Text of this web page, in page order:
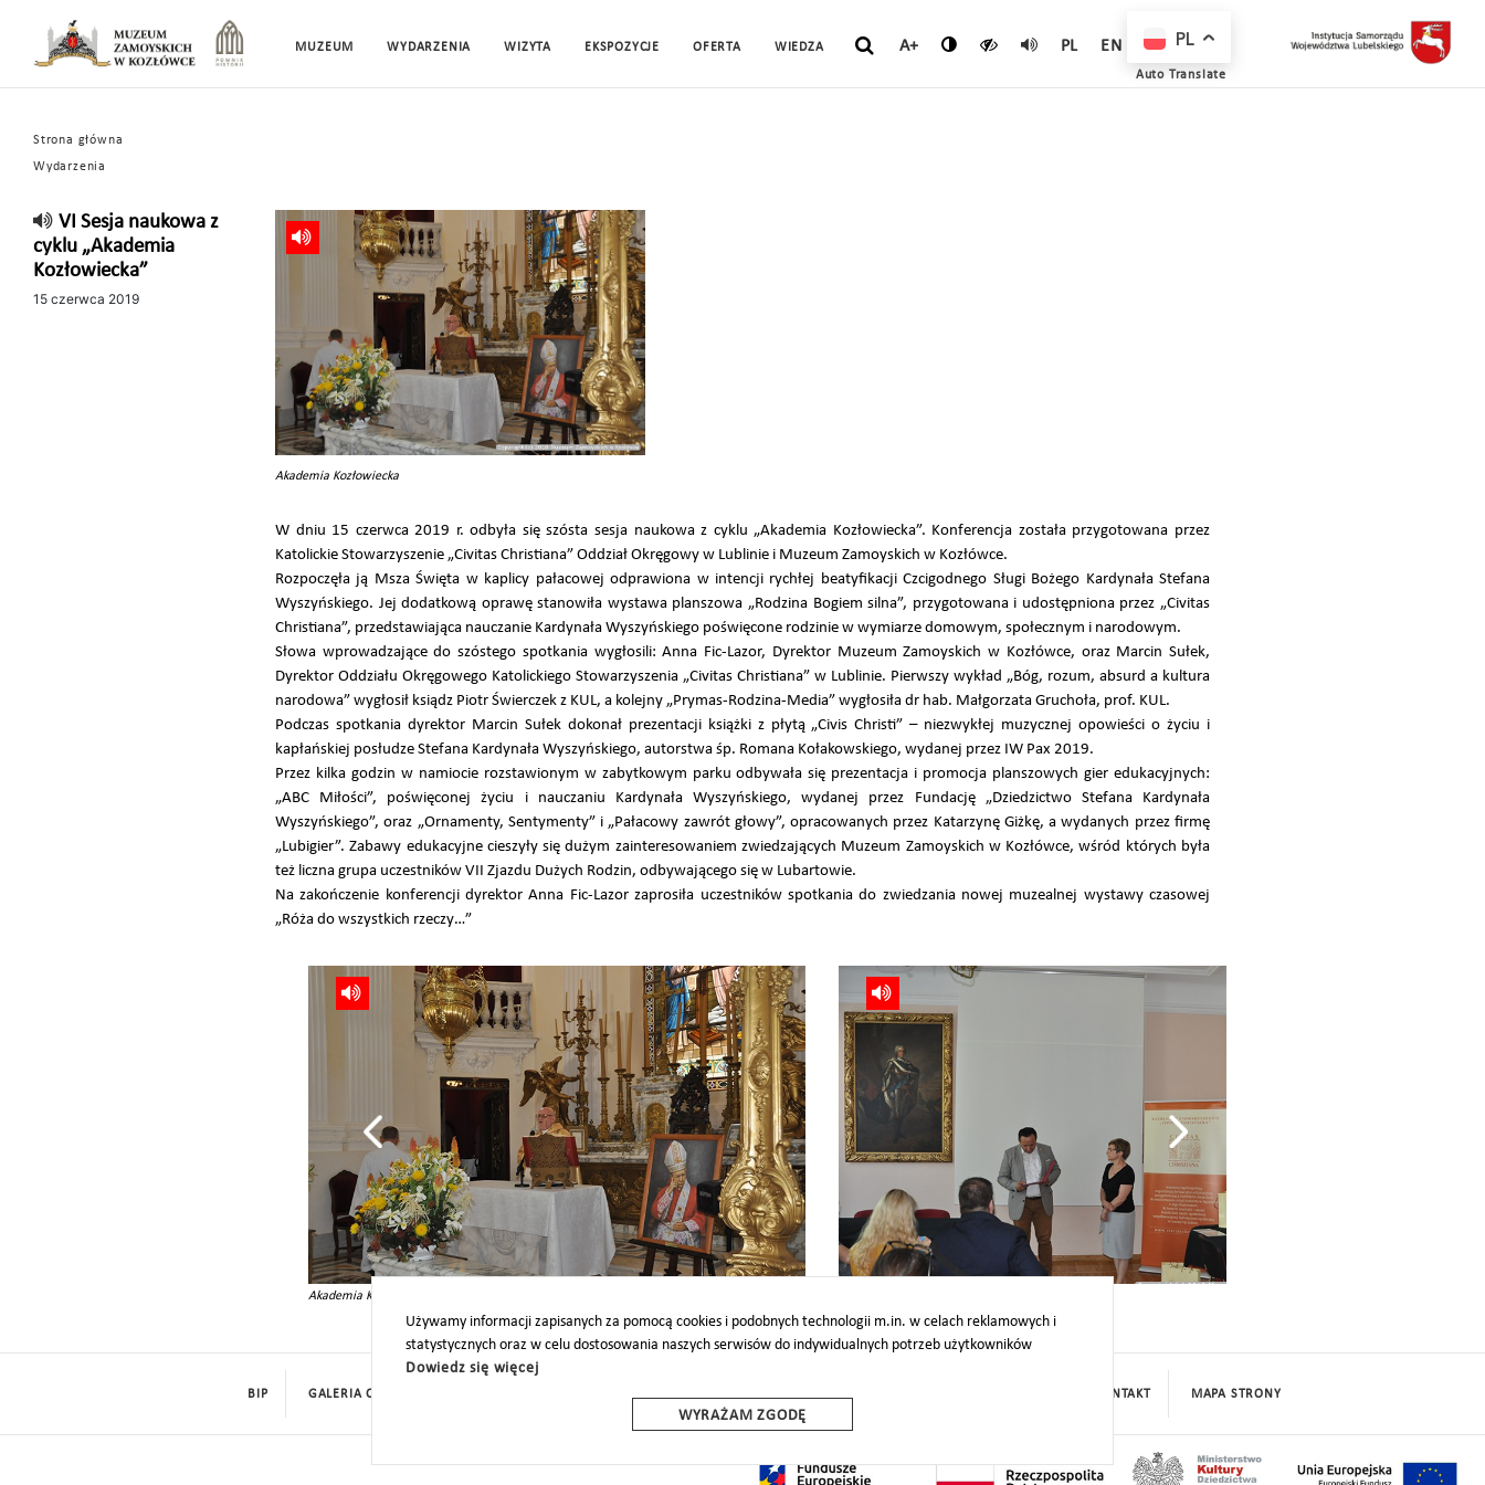
MUZEUM WYDARZENIA WIZYTA EKSPOZYCJE OFERTA WIEDZA A+ PL EN
Strona główna
Wydarzenia
VI Sesja naukowa z
cyklu „Akademia
Kozłowiecka”
15 czerwca 2019
Akademia Kozłowiecka
W dniu 15 czerwca 2019 r. odbyła się szósta sesja naukowa z cyklu „Akademia Kozłowiecka”. Konferencja została przygotowana przez
Katolickie Stowarzyszenie „Civitas Christiana” Oddział Okręgowy w Lublinie i Muzeum Zamoyskich w Kozłówce.
Rozpoczęła ją Msza Święta w kaplicy pałacowej odprawiona w intencji rychłej beatyfikacji Czcigodnego Sługi Bożego Kardynała Stefana
Wyszyńskiego. Jej dodatkową oprawę stanowiła wystawa planszowa „Rodzina Bogiem silna”, przygotowana i udostępniona przez „Civitas
Christiana”, przedstawiająca nauczanie Kardynała Wyszyńskiego poświęcone rodzinie w wymiarze domowym, społecznym i narodowym.
Słowa wprowadzające do szóstego spotkania wygłosili: Anna Fic-Lazor, Dyrektor Muzeum Zamoyskich w Kozłówce, oraz Marcin Sułek,
Dyrektor Oddziału Okręgowego Katolickiego Stowarzyszenia „Civitas Christiana” w Lublinie. Pierwszy wykład „Bóg, rozum, absurd a kultura
narodowa” wygłosił ksiądz Piotr Świerczek z KUL, a kolejny „Prymas-Rodzina-Media” wygłosiła dr hab. Małgorzata Gruchoła, prof. KUL.
Podczas spotkania dyrektor Marcin Sułek dokonał prezentacji książki z płytą „Civis Christi” – niezwykłej muzycznej opowieści o życiu i
kapłańskiej posłudze Stefana Kardynała Wyszyńskiego, autorstwa śp. Romana Kołakowskiego, wydanej przez IW Pax 2019.
Przez kilka godzin w namiocie rozstawionym w zabytkowym parku odbywała się prezentacja i promocja planszowych gier edukacyjnych:
„ABC Miłości”, poświęconej życiu i nauczaniu Kardynała Wyszyńskiego, wydanej przez Fundację „Dziedzictwo Stefana Kardynała
Wyszyńskiego”, oraz „Ornamenty, Sentymenty” i „Pałacowy zawrót głowy”, opracowanych przez Katarzynę Giżkę, a wydanych przez firmę
„Lubigier”. Zabawy edukacyjne cieszyły się dużym zainteresowaniem zwiedzających Muzeum Zamoyskich w Kozłówce, wśród których była
też liczna grupa uczestników VII Zjazdu Dużych Rodzin, odbywającego się w Lubartowie.
Na zakończenie konferencji dyrektor Anna Fic-Lazor zaprosiła uczestników spotkania do zwiedzania nowej muzealnej wystawy czasowej
„Róża do wszystkich rzeczy…”
Akademia Kozłowiecka
Używamy informacji zapisanych za pomocą cookies i podobnych technologii m.in. w celach reklamowych i
statystycznych oraz w celu dostosowania naszych serwisów do indywidualnych potrzeb użytkowników
Dowiedz się więcej
WYRAŻAM ZGODĘ
BIP GALERIA CYFROWA PROJEKTY UE DOTACJE KONTAKT MAPA STRONY
PL
Auto Translate